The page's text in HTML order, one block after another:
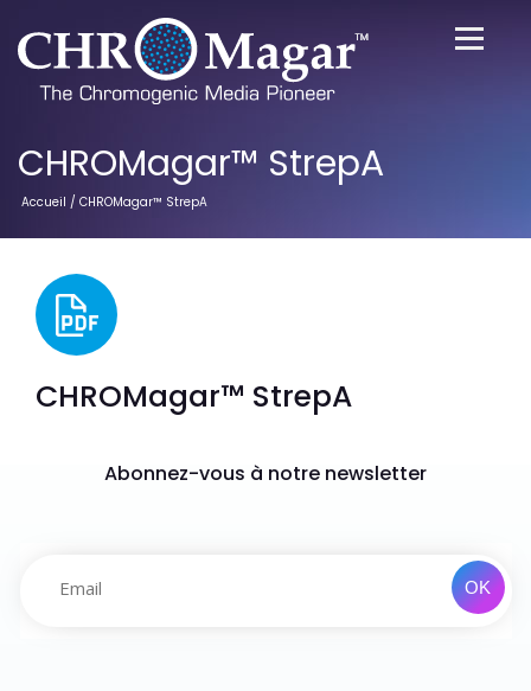
CHROMagar™ StrepA
Accueil / CHROMagar™ StrepA
CHROMagar™ StrepA
Abonnez-vous à notre newsletter